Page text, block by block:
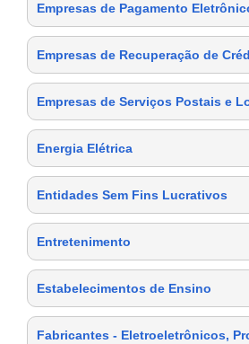
Empresas de Pagamento
Empresas de Recuperação de
Empresas de Serviços Postais e
Energia Elétrica
Entidades Sem Fins Lucrativos
Entretenimento
Estabelecimentos de Ensino
Fabricantes - Eletroeletrônicos,